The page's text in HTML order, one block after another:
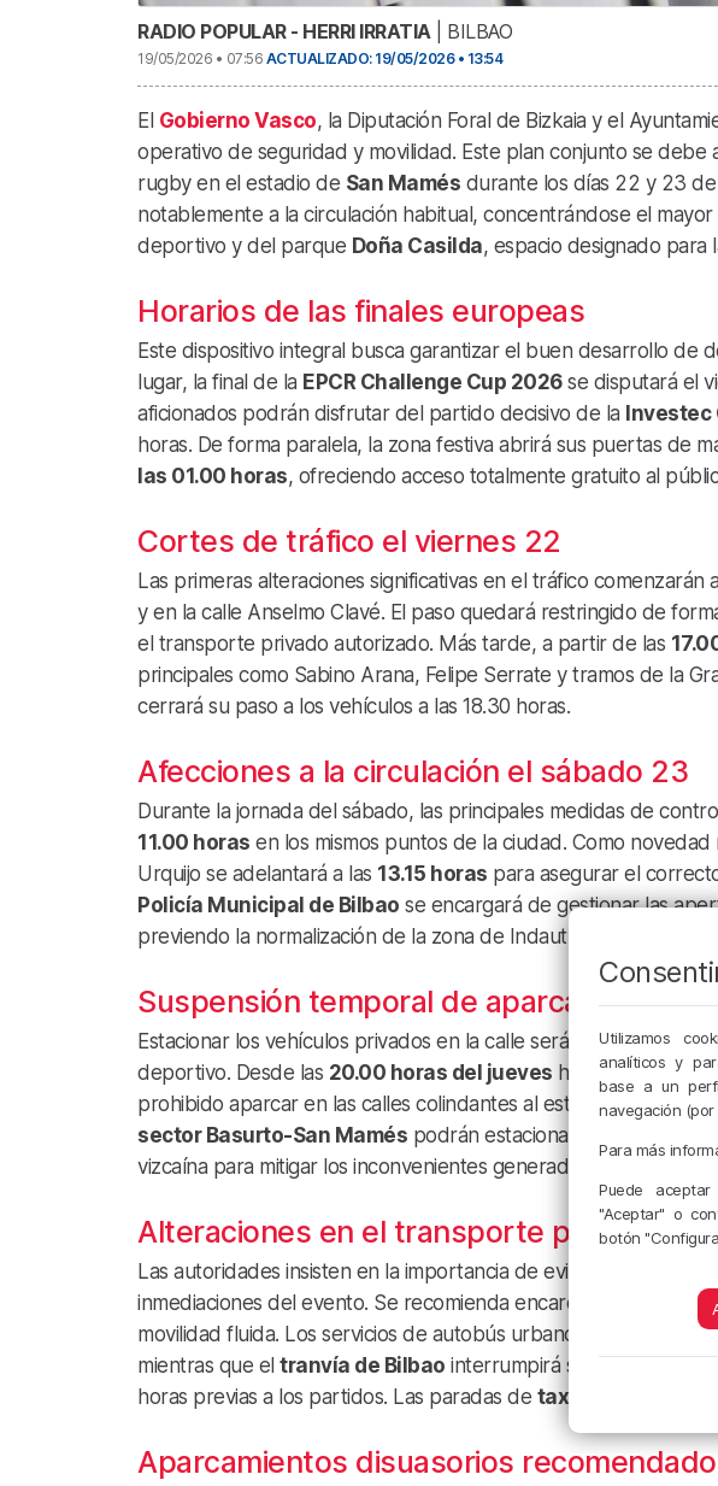
RADIO POPULAR - HERRI IRRATIA | BILBAO
19/05/2026 • 07:56 ACTUALIZADO: 19/05/2026 • 13:54
El Gobierno Vasco, la Diputación Foral de Bizkaia y el
operativo de seguridad y movilidad. Este plan conjunto se debe
rugby en el estadio de San Mamés durante los días 22 y 23
notablemente a la circulación habitual, concentrándose el
deportivo y del parque Doña Casilda, espacio designado para
Horarios de las finales europeas
Este dispositivo integral busca garantizar el buen desarrollo de
lugar, la final de la EPCR Challenge Cup 2026se disputará el
aficionados podrán disfrutar del partido decisivo de la Investec
horas. De forma paralela, la zona festiva abrirá sus puertas de
las 01.00 horas, ofreciendo acceso totalmente gratuito al
Cortes de tráfico el viernes 22
Las primeras alteraciones significativas en el tráfico comenzarán
y en la calle Anselmo Clavé. El paso quedará restringido de
el transporte privado autorizado. Más tarde, a partir de las
principales como Sabino Arana, Felipe Serrate y tramos de la
cerrará su paso a los vehículos a las 18.30 horas.
Afecciones a la circulación el sábado 23
Durante la jornada del sábado, las principales medidas de
11.00 horas en los mismos puntos de la ciudad. Como
Urquijo se adelantará a las 13.15 horas para asegurar el
Policía Municipal de Bilbao se encargará de gestionar las
previendo la normalización de la zona de Indautxu alrededor de
Suspensión temporal de aparcamientos
Estacionar los vehículos privados en la calle será otra de las
deportivo. Desde las 20.00 horas del jueves hasta la
prohibido aparcar en las calles colindantes al estadio. Los
sector Basurto-San Mamés podrán estacionar libremente
vizcaína para mitigar los inconvenientes generados por estas
Alteraciones en el transporte público
Las autoridades insisten en la importancia de evitar el uso del
inmediaciones del evento. Se recomienda encarecidamente
movilidad fluida. Los servicios de autobús urbano e interurbano
mientras que el tranvía de Bilbao interrumpirá su servicio entre
horas previas a los partidos. Las paradas de taxi también se
Aparcamientos disuasorios
Utilizamos
analíticos y
base a un
navegación (por
Para más
Puede
"Aceptar" o
botón